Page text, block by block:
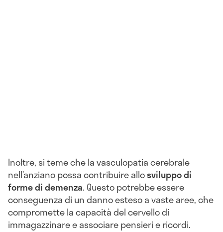
Inoltre, si teme che la vasculopatia cerebrale
nell’anziano possa contribuire allosviluppo di
forme di demenza. Questo potrebbe essere
conseguenza di un danno esteso a vaste aree, che
compromette la capacità del cervello di
immagazzinare e associare pensieri e ricordi.